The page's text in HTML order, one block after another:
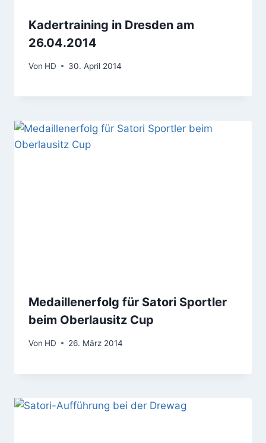
Kadertraining in Dresden am
26.04.2014
Von HD 30. April 2014
Medaillenerfolg für Satori Sportler
beim Oberlausitz Cup
Von HD 26. März 2014